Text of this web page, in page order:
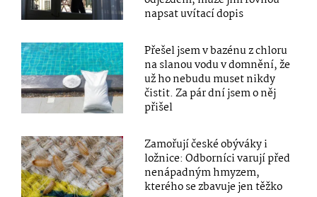
napsat uvítací dopis
Přešel jsem v bazénu z chloru
na slanou vodu v domnění, že
už ho nebudu muset nikdy
čistit. Za pár dní jsem o něj
přišel
Zamořují české obýváky i
ložnice: Odborníci varují před
nenápadným hmyzem,
kterého se zbavuje jen těžko